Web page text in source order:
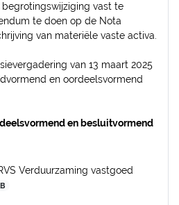
vast te
te doen op de Nota
van materiële vaste activa.
van 13 maart 2025
en oordeelsvormend
en besluitvormend
Verduurzaming vastgoed